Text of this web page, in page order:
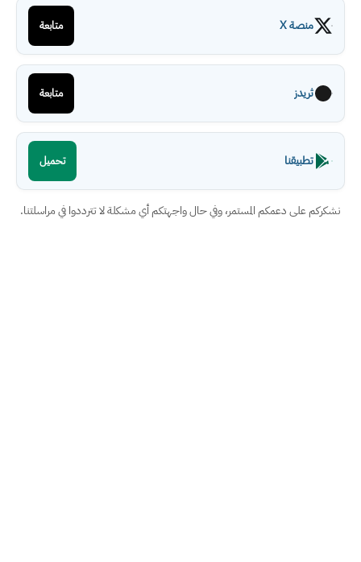
منصة X متابعة
ثريدز متابعة
تطبيقنا تحميل
نشكركم على دعمكم المستمر، وفي حال واجهتكم أي مشكلة لا تترددوا في مراسلتنا.